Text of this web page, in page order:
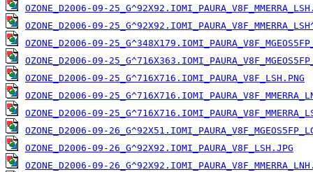
OZONE_D2006-09-
OZONE_D2006-09-
OZONE_D2006-09-
OZONE_D2006-09-
OZONE_D2006-09-25_G^716X716.IOMI_PAURA_V8F_LSH.PNG
OZONE_D2006-09-
OZONE_D2006-09-
OZONE_D2006-09-
OZONE_D2006-09-26_G^92X92.IOMI_PAURA_V8F_LSH.JPG
OZONE_D2006-09-